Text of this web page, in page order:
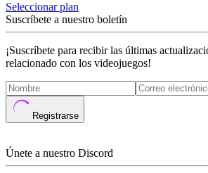
Seleccionar plan
Suscríbete a nuestro boletín
¡Suscríbete para recibir las últimas
relacionado con los videojuegos!
Registrarse
Únete a nuestro Discord